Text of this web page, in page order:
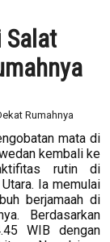
Salat
mata di
kembali ke
rutin di
Ia memulai
berjamaah di
Berdasarkan
WIB dengan